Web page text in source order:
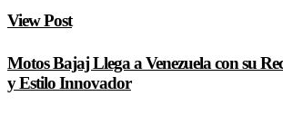
View Post
Motos Bajaj Llega a Venezuela con su
y Estilo Innovador